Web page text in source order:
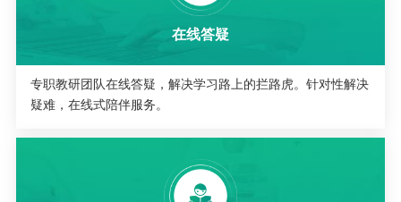
在线答疑
专职教研团队在线答疑，解决学习路上的拦路虎。针对性解决
疑难，在线式陪伴服务。